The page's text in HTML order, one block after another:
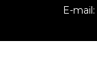
E-mail: